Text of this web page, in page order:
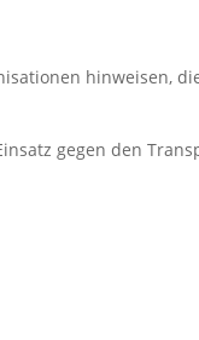
hinweisen,
gegen den